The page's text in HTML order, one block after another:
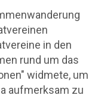
in den
rund um das
widmete, um
aufmerksam zu